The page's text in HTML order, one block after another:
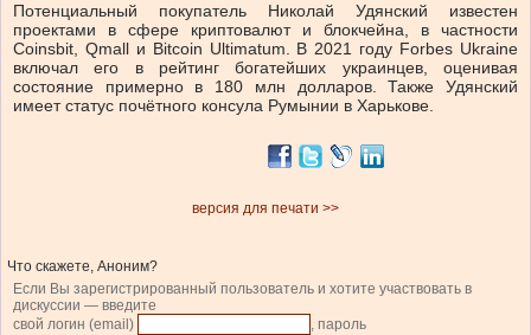
Потенциальный покупатель Николай Удянский известен
проектами в сфере криптовалют и блокчейна, в частности
Coinsbit, Qmall и Bitcoin Ultimatum. В 2021 году Forbes Ukraine
включал его в рейтинг богатейших украинцев, оценивая
состояние примерно в 180 млн долларов. Также Удянский
имеет статус почётного консула Румынии в Харькове.
версия для печати >>
Что скажете, Аноним?
Если Вы зарегистрированный пользователь и хотите участвовать в
дискуссии — введите
свой логин (email)
, пароль